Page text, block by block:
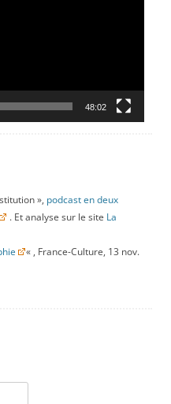
48:02
», podcast en deux
. Et analyse sur le site La
« , France-Culture, 13 nov.